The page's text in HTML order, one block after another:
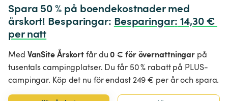
Spara 50 % på boendekostnader med
årskort! Besparingar: Besparingar: 14,30 €
per natt
Med VanSite Årskortfår du0 € för övernattningar på
tusentals campingplatser. Du får 50 % rabatt på PLUS-
campingar. Köp det nu för endast 249 € per år och spara.